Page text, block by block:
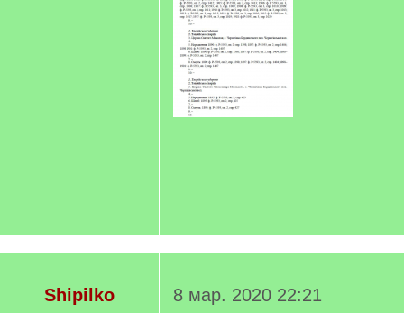
Shipilko 8 мар. 2020 22:21